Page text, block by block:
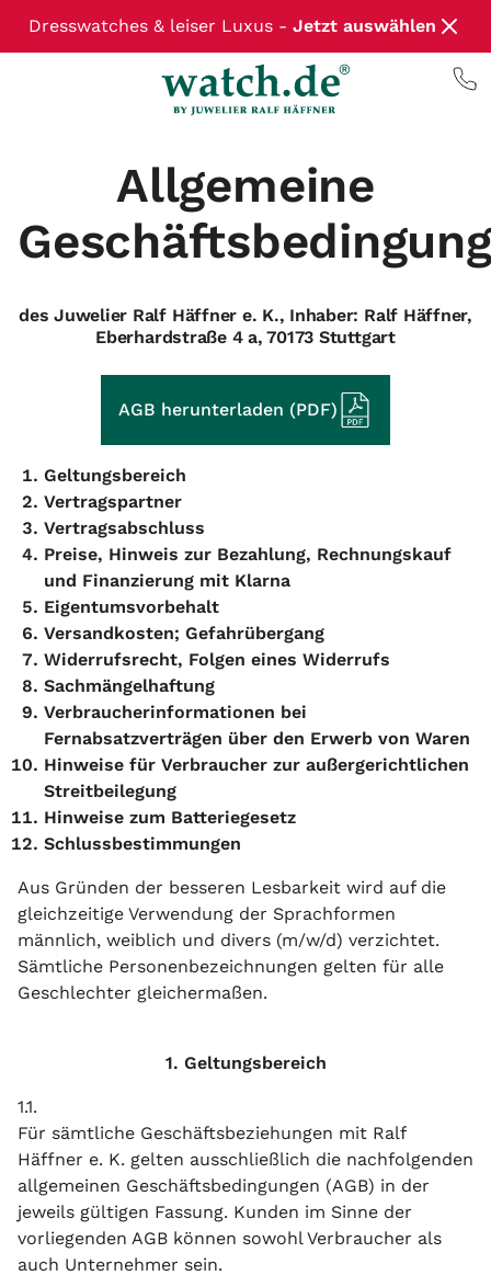
Dresswatches & leiser Luxus - Jetzt auswählen
Allgemeine
des Juwelier Ralf Häffner e. K., Inhaber: Ralf Häffner,
Eberhardstraße 4 a, 70173 Stuttgart
AGB herunterladen (PDF)
Geltungsbereich
Vertragspartner
Vertragsabschluss
Preise, Hinweis zur Bezahlung, Rechnungskauf
und Finanzierung mit Klarna
Eigentumsvorbehalt
Versandkosten; Gefahrübergang
Widerrufsrecht, Folgen eines Widerrufs
Sachmängelhaftung
Verbraucherinformationen bei
Fernabsatzverträgen über den Erwerb von Waren
Hinweise für Verbraucher zur außergerichtlichen
Streitbeilegung
Hinweise zum Batteriegesetz
Schlussbestimmungen
Aus Gründen der besseren Lesbarkeit wird auf die
gleichzeitige Verwendung der Sprachformen
männlich, weiblich und divers (m/w/d) verzichtet.
Sämtliche Personenbezeichnungen gelten für alle
Geschlechter gleichermaßen.
1. Geltungsbereich
1.1.
Für sämtliche Geschäftsbeziehungen mit Ralf
Häffner e. K. gelten ausschließlich die nachfolgenden
allgemeinen Geschäftsbedingungen (AGB) in der
jeweils gültigen Fassung. Kunden im Sinne der
vorliegenden AGB können sowohl Verbraucher als
auch Unternehmer sein.